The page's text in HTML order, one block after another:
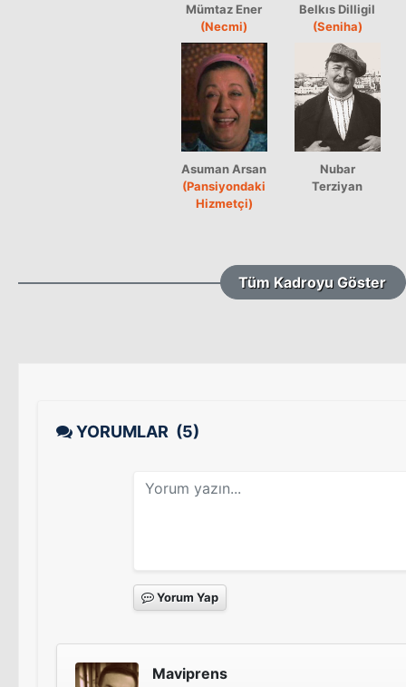
Mümtaz Ener
(Necmi)
Belkıs Dilligil
(Seniha)
Asuman Arsan
(Pansiyondaki
Hizmetçi)
Nubar
Terziyan
Tüm Kadroyu Göster
YORUMLAR (5)
Yorum Yap
Maviprens